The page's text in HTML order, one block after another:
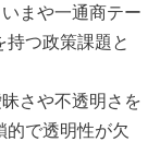
まや一通商テー
つ政策課題と
さや不透明さを
的で透明性が欠